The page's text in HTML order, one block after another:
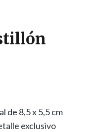
de 8,5 x 5,5 cm
exclusivo